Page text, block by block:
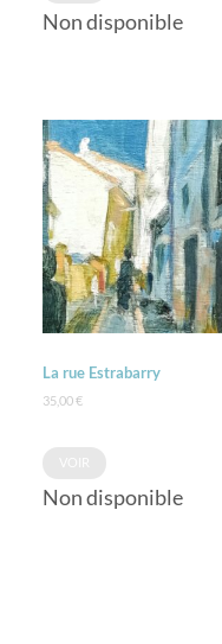
Non disponible
La rue Estrabarry
35,00€
Non disponible